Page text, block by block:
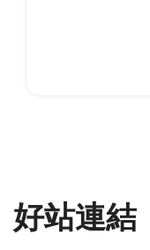
好站連結